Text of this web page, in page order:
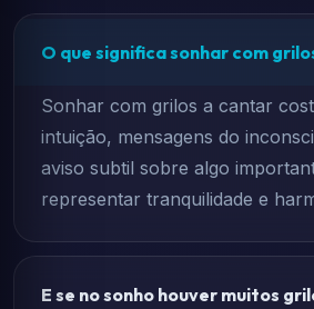
O que significa sonhar com
Sonhar com grilos a cantar
intuição, mensagens do
aviso subtil sobre algo
representar tranquilidade e
E se no sonho houver muitos